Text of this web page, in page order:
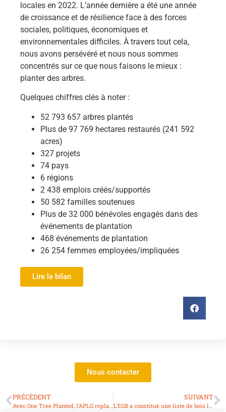
locales en 2022. L’année dernière a été une année
de croissance et de résilience face à des forces
sociales, politiques, économiques et
environnementales difficiles. À travers tout cela,
nous avons persévéré et nous nous sommes
concentrés sur ce que nous faisons le mieux :
planter des arbres.
Quelques chiffres clés à noter :
52 793 657 arbres plantés
Plus de 97 769 hectares restaurés (241 592
acres)
327 projets
74 pays
6 régions
2 438 emplois créés/supportés
50 582 familles soutenues
Plus de 32 000 bénévoles engagés dans des
événements de plantation
468 événements de plantation
26 254 femmes employées/impliquées
Lire le bilan
Nous contacter
PRÉCÉDENT
Avec One Tree Planted, l’APLG replante 1 437 arbres au Honduras
SUIVANT
L’EGB a constitué une liste de bois locaux par pays